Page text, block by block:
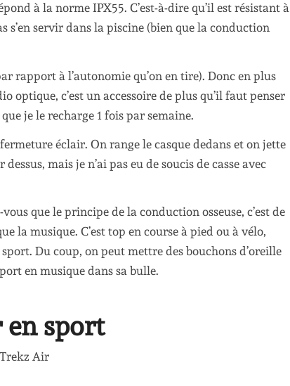
à la norme IPX55. C’est-à-dire qu’il est résistant à
s’en servir dans la piscine (bien que la conduction
rapport à l’autonomie qu’on en tire). Donc en plus
c’est un accessoire de plus qu’il faut penser
je le recharge 1 fois par semaine.
éclair. On range le casque dedans et on jette
mais je n’ai pas eu de soucis de casse avec
que le principe de la conduction osseuse, c’est de
la musique. C’est top en course à pied ou à vélo,
Du coup, on peut mettre des bouchons d’oreille
en musique dans sa bulle.
sport